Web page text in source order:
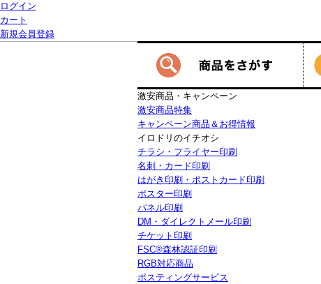
ログイン
カート
新規会員登録
激安商品・キャンペーン
激安商品特集
キャンペーン商品＆お得情報
イロドリのイチオシ
チラシ・フライヤー印刷
名刺・カード印刷
はがき印刷・ポストカード印刷
ポスター印刷
パネル印刷
DM・ダイレクトメール印刷
チケット印刷
FSC®森林認証印刷
RGB対応商品
ポスティングサービス